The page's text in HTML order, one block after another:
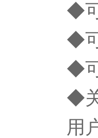
◆
◆
◆
◆
用